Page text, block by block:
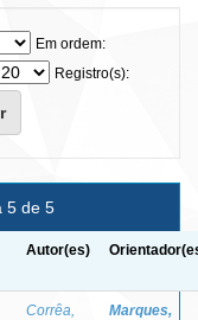
Em ordem:
Registro(s):
5 de 5
Autor(es)
Corrêa,
Marques,